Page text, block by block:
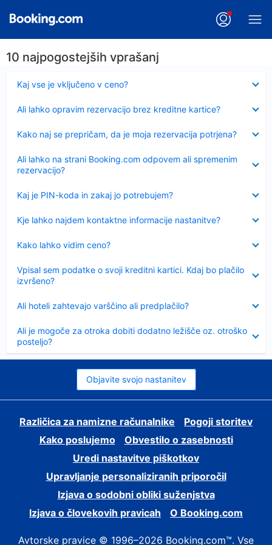
10 najpogostejših vprašanj
Kaj vse je vključeno v ceno?
Ali lahko opravim rezervacijo brez kreditne kartice?
Kako naj se prepričam, da je moja rezervacija potrjena?
Ali lahko na strani Booking.com odpovem ali spremenim
rezervacijo?
Kaj je PIN-koda in zakaj jo potrebujem?
Kje lahko najdem kontaktne informacije nastanitve?
Kako lahko vidim ceno?
Vpisal sem podatke o svoji kreditni kartici. Kdaj bo plačilo
izvršeno?
Ali hoteli zahtevajo varščino ali predplačilo?
Ali je mogoče za otroka dobiti dodatno ležišče oz. otroško
posteljo?
Objavite svojo nastanitev
Različica za namizne računalnike
Pogoji storitev
Kako poslujemo
Obvestilo o zasebnosti
Uredi nastavitve piškotkov
Upravljanje personaliziranih priporočil
Izjava o sodobni obliki suženjstva
Izjava o človekovih pravicah
O Booking.com
Avtorske pravice © 1996–2026 Booking.com™. Vse